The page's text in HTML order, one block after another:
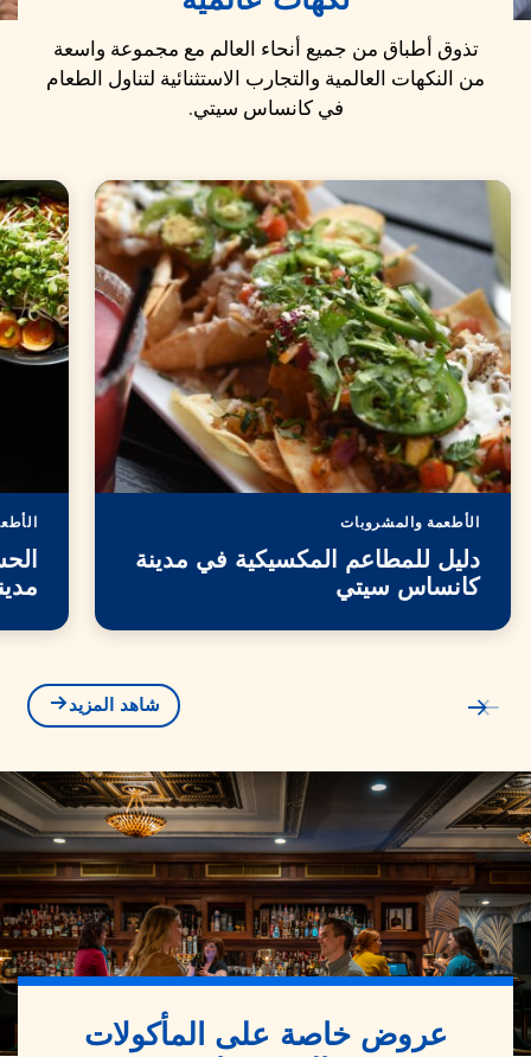
تذوق أطباق من جميع أنحاء العالم مع مجموعة واسعة
من النكهات العالمية والتجارب الاستثنائية لتناول الطعام
في كانساس سيتي.
الأطعمة والمشروبات
دليل للمطاعم المكسيكية في مدينة
كانساس سيتي
شاهد المزيد
عروض خاصة على المأكولات